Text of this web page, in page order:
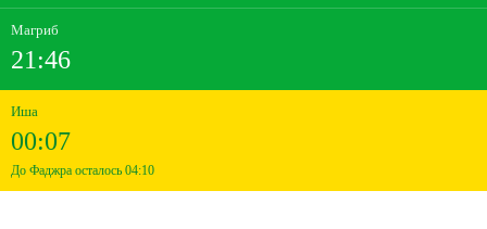
Магриб
21:46
Иша
00:07
До Фаджра осталось 04:10